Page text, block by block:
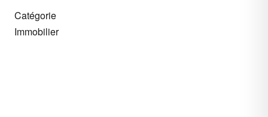
Catégorie
Immobilier